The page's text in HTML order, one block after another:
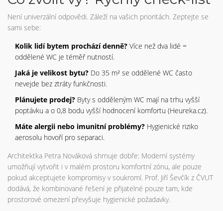
Není univerzální odpovědi. Záleží na vašich prioritách. Zeptejte se
sami sebe:
Kolik lidí bytem prochází denně? Více než dva lidé =
oddělené WC je téměř nutností.
Jaká je velikost bytu? Do 35 m² se oddělené WC často
nevejde bez ztráty funkčnosti.
Plánujete prodej? Byty s odděleným WC mají na trhu vyšší
poptávku a o 0,8 bodu vyšší hodnocení komfortu (Heureka.cz).
Máte alergii nebo imunitní problémy? Hygienické riziko
aerosolu hovoří pro separaci.
Architektka Petra Nováková shrnuje dobře: Moderní systémy
umožňují vytvořit i v malém prostoru komfortní zónu, ale pouze
pokud akceptujete kompromisy v soukromí. Prof. Jiří Ševčík z ČVUT
dodává, že kombinované řešení je přijatelné pouze tam, kde
prostorové omezení převyšuje hygienické požadavky.